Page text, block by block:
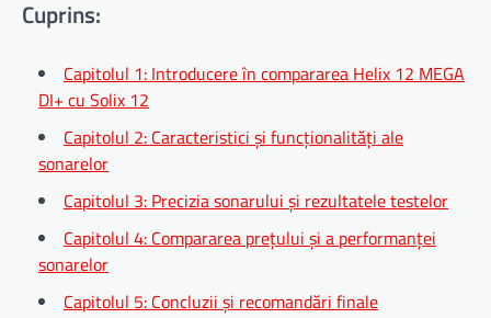
Cuprins:
Capitolul 1: Introducere în compararea Helix 12 MEGA
DI+ cu Solix 12
Capitolul 2: Caracteristici și funcționalități ale
sonarelor
Capitolul 3: Precizia sonarului și rezultatele testelor
Capitolul 4: Compararea prețului și a performanței
sonarelor
Capitolul 5: Concluzii și recomandări finale